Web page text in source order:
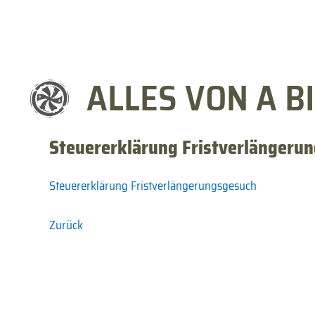
ALLES VON A
Steuererklärung
Steuererklärung Fristverlängerungsgesuch
Zurück